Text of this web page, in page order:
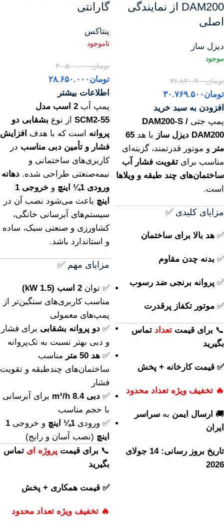
DAM200 از نمایندگی
اصلی
دیزل ساز
تومان۳۶.۸۴۰.۹۰۰
تومان۳۰.۷۶۹.۵۰۰
افزودن به سبد خرید
پمپ جتی DAM200-S /
DAM200 دیزل ساز
با هد 65
متر و موتور قدرتمند، گزینه‌ای
مناسب برای تقویت فشار آب
ساختمان‌های چند طبقه و ویلاها
است.
مزایای کلیدی ✅
✅ هد بالا برای ساختمان
✅ بدنه چدن مقاوم
✅ پروانه برنجی ضد رسوب
✅ موتور تکفاز پرقدرت
📞 برای قیمت تعداد تماس
بگیرید
✅ قیمت کارخانه + پخش
🔥 تخفیف ویژه تعداد محدود
🚚 ارسال ایمن به سراسر
ایران
تاریخ بروز رسانی: 14 جولای
2026
گارانتی
پنتاکس
تومان۳۰.۵۰۰.۰۰۰
تومان۲۸.۶۵۰.۰۰۰
اطلاعات بیشتر
پمپ آب
2 اسب مدل
SCM2‑55 از نوع بشقابی دو
پروانه است که با هدف افزایش
فشار و تأمین دبی مناسب در
کاربری‌های ساختمانی و
نیمه‌صنعتی طراحی شده. دهانه
ورودی 1¼ اینچ
و
خروجی 1
اینچ باعث می‌شود نصب آن در
سیستم‌های آبرسانی خانگی،
کشاورزی و صنعتی سبک، ساده
و استاندارد باشد.
مزایای مهم ✅
✅ توان 2 اسب (1.5 kW)
مناسب کاربری‌های سنگین‌تر از
پمپ‌های معمولی
✅ دو پروانه بشقابی برای فشار
و دبی بهتر نسبت به تک‌پروانه
✅ هد 50 متر
مناسب
ساختمان‌های چندطبقه و تقویت
فشار
✅ دبی 8.4 m³/h
برای آبرسانی
با حجم مناسب
✅ ورودی 1¼ اینچ و خروجی 1
اینچ (نصب آسان و رایج)
📞 برای قیمت پروژه ای تماس
بگیرید
✅ قیمت همکاری + پخش
🔥 تخفیف ویژه تعداد محدود